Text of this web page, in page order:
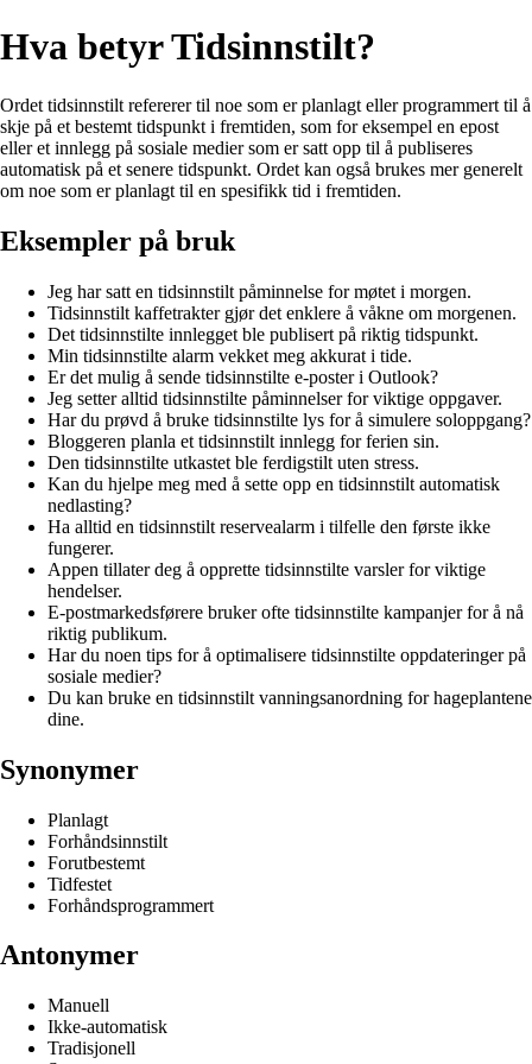
Hva betyr Tidsinnstilt?
Ordet tidsinnstilt refererer til noe som er planlagt eller programmert til å
skje på et bestemt tidspunkt i fremtiden, som for eksempel en epost
eller et innlegg på sosiale medier som er satt opp til å publiseres
automatisk på et senere tidspunkt. Ordet kan også brukes mer generelt
om noe som er planlagt til en spesifikk tid i fremtiden.
Eksempler på bruk
Jeg har satt en tidsinnstilt påminnelse for møtet i morgen.
Tidsinnstilt kaffetrakter gjør det enklere å våkne om morgenen.
Det tidsinnstilte innlegget ble publisert på riktig tidspunkt.
Min tidsinnstilte alarm vekket meg akkurat i tide.
Er det mulig å sende tidsinnstilte e-poster i Outlook?
Jeg setter alltid tidsinnstilte påminnelser for viktige oppgaver.
Har du prøvd å bruke tidsinnstilte lys for å simulere soloppgang?
Bloggeren planla et tidsinnstilt innlegg for ferien sin.
Den tidsinnstilte utkastet ble ferdigstilt uten stress.
Kan du hjelpe meg med å sette opp en tidsinnstilt automatisk
nedlasting?
Ha alltid en tidsinnstilt reservealarm i tilfelle den første ikke
fungerer.
Appen tillater deg å opprette tidsinnstilte varsler for viktige
hendelser.
E-postmarkedsførere bruker ofte tidsinnstilte kampanjer for å nå
riktig publikum.
Har du noen tips for å optimalisere tidsinnstilte oppdateringer på
sosiale medier?
Du kan bruke en tidsinnstilt vanningsanordning for hageplantene
dine.
Synonymer
Planlagt
Forhåndsinnstilt
Forutbestemt
Tidfestet
Forhåndsprogrammert
Antonymer
Manuell
Ikke-automatisk
Tradisjonell